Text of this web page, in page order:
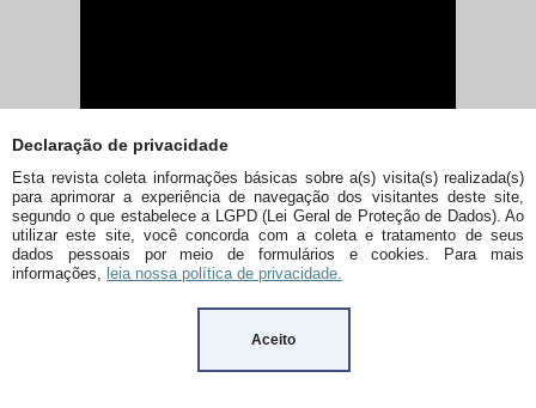
Declaração de privacidade
Esta revista coleta informações básicas sobre a(s) visita(s) realizada(s)
para aprimorar a experiência de navegação dos visitantes deste site,
segundo o que estabelece a LGPD (Lei Geral de Proteção de Dados). Ao
utilizar este site, você concorda com a coleta e tratamento de seus
dados pessoais por meio de formulários e cookies. Para mais
informações, leia nossa política de privacidade.
Aceito